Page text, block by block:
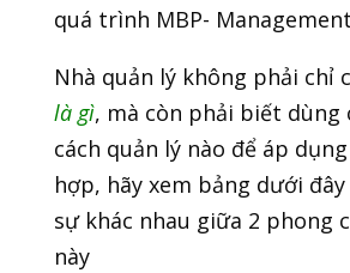
quá trình MBP-
Nhà quản lý không phải chỉ
là gì, mà còn phải biết dùng
cách quản lý nào để áp
hợp, hãy xem bảng dưới
sự khác nhau giữa 2 phong
này